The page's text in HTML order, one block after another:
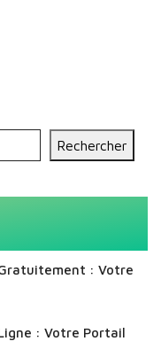
Rechercher
: Votre
: Votre Portail